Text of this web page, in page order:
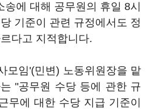
에 대해 공무원의 휴일 8시
기준이 관련 규정에서도 정
다고 지적합니다.
모임'(민변) 노동위원장을 맡
"공무원 수당 등에 관한 규
무에 대한 수당 지급 기준이